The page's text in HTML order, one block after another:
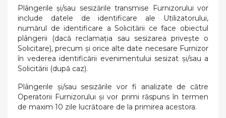
Plângerile și/sau sesizările transmise Furnizorului vor
include datele de identificare ale Utilizatorului,
numărul de identificare a Solicitării ce face obiectul
plângerii (dacă reclamația sau sesizarea privește o
Solicitare), precum și orice alte date necesare Furnizor
în vederea identificării evenimentului sesizat și/sau a
Solicitării (după caz).
Plângerile și/sau sesizările vor fi analizate de către
Operatorii Furnizorului și vor primi răspuns în termen
de maxim 10 zile lucrătoare de la primirea acestora.